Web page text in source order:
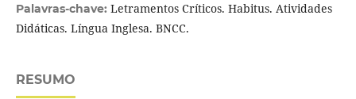
Palavras-chave: Letramentos Críticos. Habitus. Atividades
Didáticas. Língua Inglesa. BNCC.
RESUMO